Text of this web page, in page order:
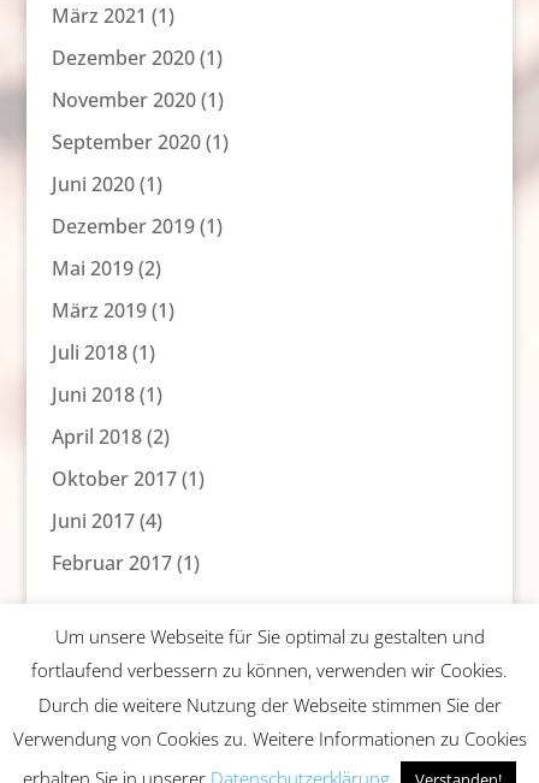
März 2021 (1)
Dezember 2020(1)
November 2020(1)
September 2020(1)
Juni 2020(1)
Dezember 2019(1)
Mai 2019(2)
März 2019(1)
Juli 2018(1)
Juni 2018(1)
April 2018(2)
Oktober 2017(1)
Juni 2017(4)
Februar 2017(1)
Impressum Copyright
Um unsere Webseite für Sie optimal zu gestalten und
fortlaufend verbessern zu können, verwenden wir Cookies.
Durch die weitere Nutzung der Webseite stimmen Sie der
Verwendung von Cookies zu. Weitere Informationen zu Cookies
erhalten Sie in unserer Datenschutzerklärung